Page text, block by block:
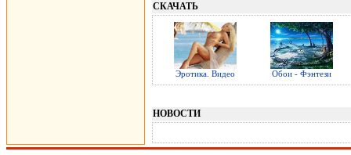
СКАЧАТЬ
Эротика. Видео Обои - Фэнтези
НОВОСТИ